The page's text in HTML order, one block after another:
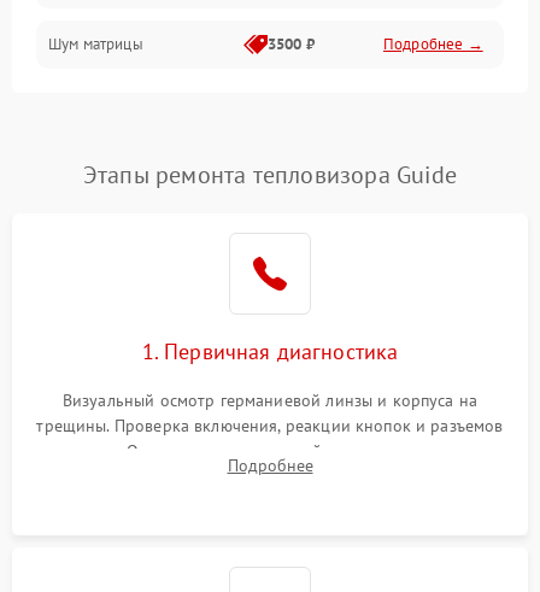
Проблемы питания
Сбои коммуникаций и интерфейсов
Экран (дисплей)
Шум матрицы 3500 ₽ Подробнее →
Этапы ремонта тепловизора Guide
1. Первичная диагностика
Визуальный осмотр германиевой линзы и корпуса на
трещины. Проверка включения, реакции кнопок и разъемов
зарядки. Оценка вывода тепловой сигнатуры на экран,
проверка базовых функций и считывание системных
Подробнее